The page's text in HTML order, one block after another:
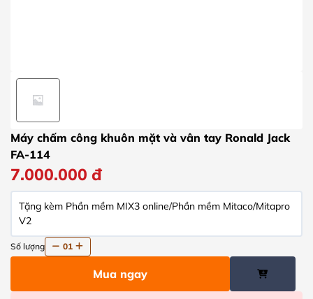
Máy chấm công khuôn mặt và vân tay Ronald Jack
FA-114
7.000.000 đ
Tặng kèm Phần mềm MIX3 online/Phần mềm Mitaco/Mitapro
V2
Số lượng 01
Mua ngay